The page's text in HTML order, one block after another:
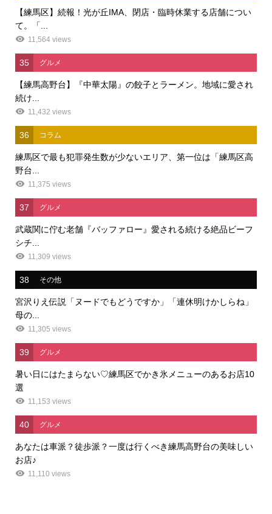
【練馬区】続報！光が丘IMA、閉店・臨時休業する店舗につい
て。「...
11,564 views
35 グルメ
【練馬高野台】『中華太陽』の餃子とラーメン。地域に愛され
続け...
11,432 views
36 コラム
練馬区で最も犯罪発生数が少ないエリア、第一位は「練馬区高
野台...
11,375 views
37 グルメ
武蔵関に佇む老舗『バッファロー』愛される続ける絶品ビーフ
シチ...
11,309 views
38 その他
宮沢りえ伝説「ヌードでもどうですか」「連休明けかしらね」
母の...
11,305 views
39 グルメ
暑い日にはたまらない♡練馬区でかき氷メニューのあるお店10
選
11,153 views
40 グルメ
あなたは車派？徒歩派？一度は行くべき練馬高野台の美味しい
お店♪
11,110 views